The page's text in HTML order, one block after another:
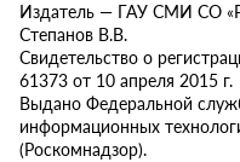
Издатель — ГАУ СМИ СО
Степанов В.В.
Свидетельство о
61373 от 10 апреля 2015 г.
Выдано Федеральной
информационных
(Роскомнадзор).